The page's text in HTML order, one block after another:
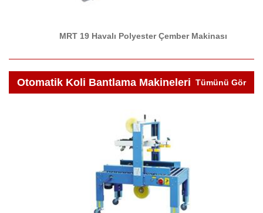
MRT 19 Havalı Polyester Çember Makinası
Otomatik Koli Bantlama Makineleri Tümünü Gör